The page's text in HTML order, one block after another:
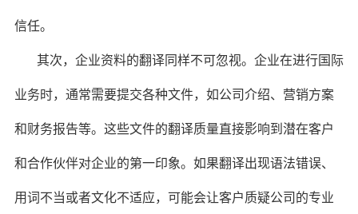
信任。
其次，企业资料的翻译同样不可忽视。企业在进行国际
业务时，通常需要提交各种文件，如公司介绍、营销方案
和财务报告等。这些文件的翻译质量直接影响到潜在客户
和合作伙伴对企业的第一印象。如果翻译出现语法错误、
用词不当或者文化不适应，可能会让客户质疑公司的专业